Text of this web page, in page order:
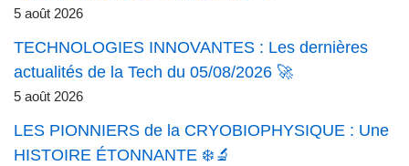
5 août 2026
TECHNOLOGIES INNOVANTES : Les dernières
actualités de la Tech du 05/08/2026 🚀
5 août 2026
LES PIONNIERS de la CRYOBIOPHYSIQUE : Une
HISTOIRE ÉTONNANTE ❄️🔬